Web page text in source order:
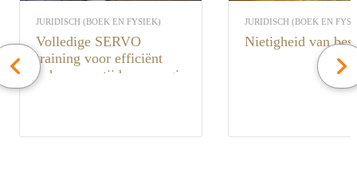
JURIDISCH (BOEK EN FYSIEK)
Volledige SERVO
training voor efficiënt
beheer van tijd en energie
JURIDISCH (BOEK EN
Nietigheid van